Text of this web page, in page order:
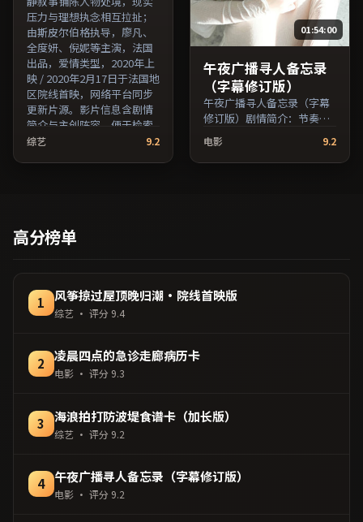
压力与理想执念相互拉扯；
由斯皮尔伯格执导，廖凡、
全度妍、倪妮等主演，法国
出品，爱情类型，2020年上
映 / 2020年2月17日于法国地
区院线首映，网络平台同步
更新片源。影片信息含剧情
简介与主创阵容，便于检索
与比对。（国产影视资源大
综艺 9.2
01:54:00
午夜广播寻人备忘录
（字幕修订版）
午夜广播寻人备忘录（字幕
修订版）剧情简介：节奏在
沉静与爆发之间交替，悬念
逐步揭开却保留开放式回
味；由奉俊昊执导，长泽雅
视资源大全免费条目索引，
支持片名与演员交叉检
电影 9.2
高分榜单
1 风筝掠过屋顶晚归潮·院线首映版
综艺· 评分 9.4
2 凌晨四点的急诊走廊病历卡
电影· 评分 9.3
3 海浪拍打防波堤食谱卡（加长版）
综艺· 评分 9.2
4 午夜广播寻人备忘录（字幕修订版）
电影· 评分 9.2